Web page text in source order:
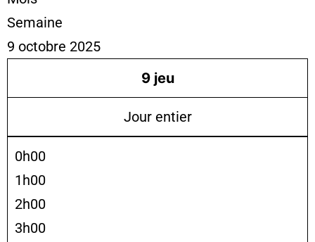
Semaine
9 octobre 2025
9 jeu
Jour entier
0h00
1h00
2h00
3h00